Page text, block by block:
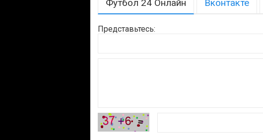
Футбол 24 Онлайн Вконтакте
Представьтесь: